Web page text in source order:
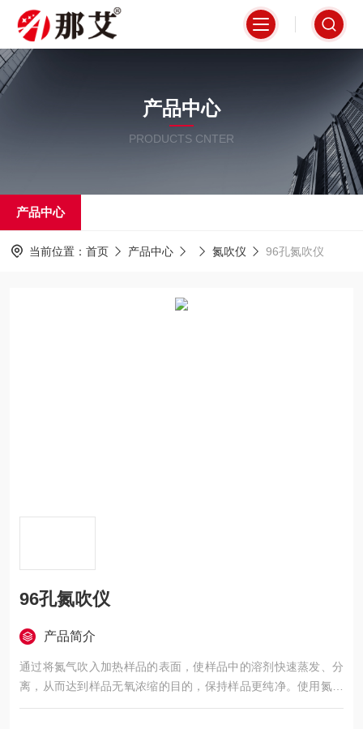
产品中心
PRODUCTS CNTER
产品中心
当前位置： 首页 产品中心 氮吹仪 96孔氮吹仪
96孔氮吹仪
产品简介
通过将氮气吹入加热样品的表面，使样品中的溶剂快速蒸发、分
离，从而达到样品无氧浓缩的目的，保持样品更纯净。使用氮吹
仪代替常用的旋转蒸发仪进行浓缩，湖北96孔氮吹仪,模块化氮吹